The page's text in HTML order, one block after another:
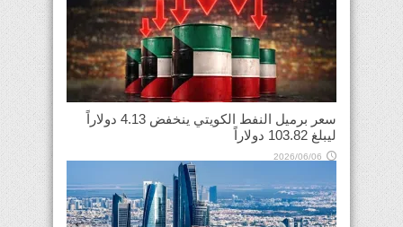
سعر برميل النفط الكويتي ينخفض 4.13 دولاراً
ليبلغ 103.82 دولاراً
2026/06/06